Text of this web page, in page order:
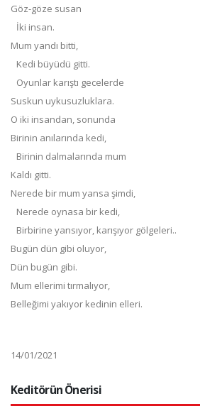
Göz-göze susan
İki insan.
Mum yandı bitti,
Kedi büyüdü gitti.
Oyunlar karıştı gecelerde
Suskun uykusuzluklara.
O iki insandan, sonunda
Birinin anılarında kedi,
Birinin dalmalarında mum
Kaldı gitti.
Nerede bir mum yansa şimdi,
Nerede oynasa bir kedi,
Birbirine yansıyor, karışıyor gölgeleri..
Bugün dün gibi oluyor,
Dün bugün gibi.
Mum ellerimi tırmalıyor,
Belleğimi yakıyor kedinin elleri.
14/01/2021
Keditörün Önerisi